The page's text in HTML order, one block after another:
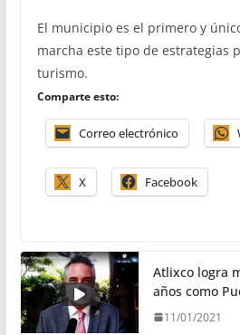
El municipio es el primero y
marcha este tipo de estrategias
turismo.
Comparte esto:
Correo electrónico
X Facebook
Atlixco logra
años como
11/01/2021